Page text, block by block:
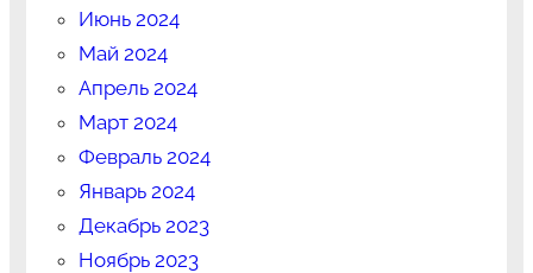
Июнь 2024
Май 2024
Апрель 2024
Март 2024
Февраль 2024
Январь 2024
Декабрь 2023
Ноябрь 2023